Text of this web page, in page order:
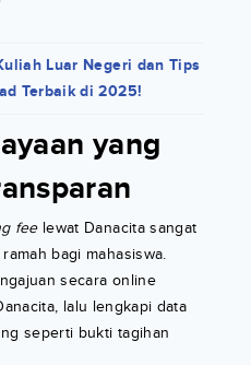
Luar Negeri dan Tips
Terbaik di 2025!
yang
feelewat Danacita sangat
bagi mahasiswa.
secara online
lalu lengkapi data
seperti bukti tagihan